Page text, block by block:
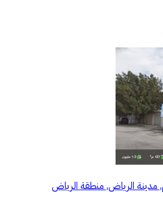
مدينة الرياض, منطقة الرياض